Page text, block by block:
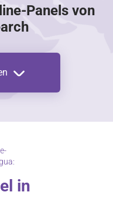
Panels von
in